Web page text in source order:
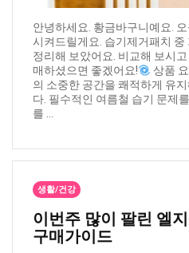
안녕하세요. 황금바구니예요.
시켜드릴게요. 습기제거패치
정리해 보았어요. 비교해 보시
매하셨으면 좋겠어요!
상품
의 소중한 공간을 쾌적하게 유
다. 필수적인 여름철 습기 문제
를 ...
생활/건강
이번주 많이 팔린 ​엘
구매가이드